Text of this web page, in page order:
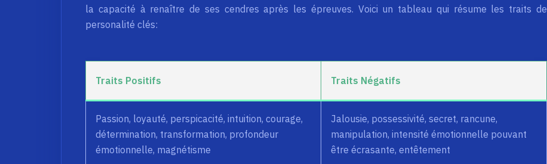
la capacité à renaître de ses cendres après les épreuves. Voici un tableau qui résume les traits de
personalité clés:
Traits Positifs Traits Négatifs
Passion, loyauté, perspicacité, intuition, courage,
détermination, transformation, profondeur
émotionnelle, magnétisme
Jalousie, possessivité, secret, rancune,
manipulation, intensité émotionnelle pouvant
être écrasante, entêtement